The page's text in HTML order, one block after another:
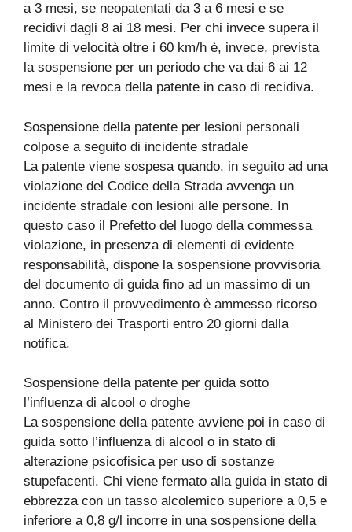
a 3 mesi, se neopatentati da 3 a 6 mesi e se
recidivi dagli 8 ai 18 mesi. Per chi invece supera il
limite di velocità oltre i 60 km/h è, invece, prevista
la sospensione per un periodo che va dai 6 ai 12
mesi e la revoca della patente in caso di recidiva.
Sospensione della patente per lesioni personali
colpose a seguito di incidente stradale
La patente viene sospesa quando, in seguito ad una
violazione del Codice della Strada avvenga un
incidente stradale con lesioni alle persone. In
questo caso il Prefetto del luogo della commessa
violazione, in presenza di elementi di evidente
responsabilità, dispone la sospensione provvisoria
del documento di guida fino ad un massimo di un
anno. Contro il provvedimento è ammesso ricorso
al Ministero dei Trasporti entro 20 giorni dalla
notifica.
Sospensione della patente per guida sotto
l’influenza di alcool o droghe
La sospensione della patente avviene poi in caso di
guida sotto l’influenza di alcool o in stato di
alterazione psicofisica per uso di sostanze
stupefacenti. Chi viene fermato alla guida in stato di
ebbrezza con un tasso alcolemico superiore a 0,5 e
inferiore a 0,8 g/l incorre in una sospensione della